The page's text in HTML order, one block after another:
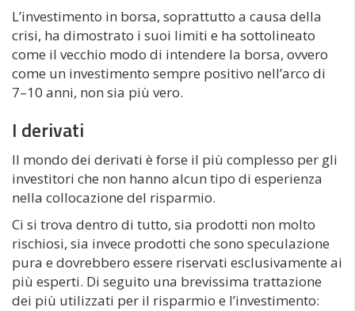
L’investimento in borsa, soprattutto a causa della
crisi, ha dimostrato i suoi limiti e ha sottolineato
come il vecchio modo di intendere la borsa, ovvero
come un investimento sempre positivo nell’arco di
7–10 anni, non sia più vero.
I derivati
Il mondo dei derivati è forse il più complesso per gli
investitori che non hanno alcun tipo di esperienza
nella collocazione del risparmio.
Ci si trova dentro di tutto, sia prodotti non molto
rischiosi, sia invece prodotti che sono speculazione
pura e dovrebbero essere riservati esclusivamente ai
più esperti. Di seguito una brevissima trattazione
dei più utilizzati per il risparmio e l’investimento: